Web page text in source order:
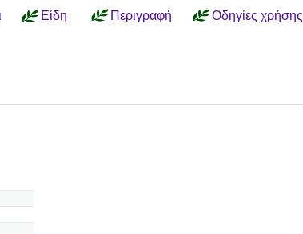
Είδη Περιγραφή Οδηγίες χρήσης